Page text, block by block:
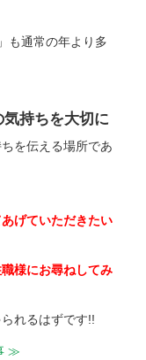
も通常の年より多
持ちを大切に
を伝える場所であ
げていただきたい
様にお尋ねしてみ
れるはずです!!
≫